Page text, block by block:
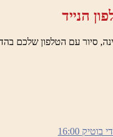
הנייד
סיור עם הטלפון שלכם
בוטיק 16:00